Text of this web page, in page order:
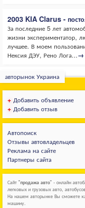
2003 KIA Clarus -
За последние 5 лет
жизни экспериментатор,
лучшее. В моем
Нексия ДЭУ, Рено Лога...→
авторынок Украина
+ Добавить объявление
+ Добавить отзыв
Автопоиск
Отзывы автовладельцев
Реклама на сайте
Партнеры сайта
Сайт "продажа авто" - онлайн
легковых и грузовых авто,
На нашем авторынке Вы сможете
машину.